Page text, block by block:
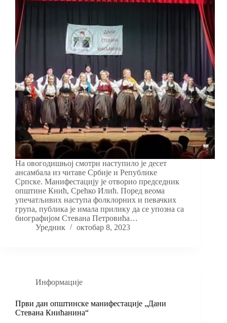
На овогодишњој смотри наступило је десет
ансамбала из читаве Србије и Републике
Српске. Манифестацију је отворио председник
општине Кнић, Срећко Илић. Поред веома
упечатљивих наступа фолклорних и певачких
група, публика је имала прилику да се упозна са
биографијом Стевана Петровића…
Уредник
октобар 8, 2023
Информације
Први дан општинске манифестације „Дани
Стевана Книћанина“